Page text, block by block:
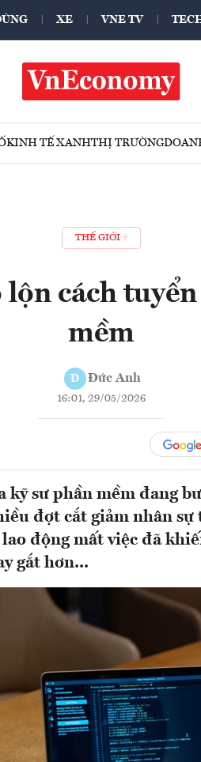
XE VNE TV
KINH TẾ XANHTHỊ TRƯỜNG
THẾ GIỚI
cách
mềm
Đ Đức Anh
16:01, 29/05/2026
kỹ sư phần mềm đang
đợt cắt giảm nhân sự
động mất việc đã
gắt hơn...